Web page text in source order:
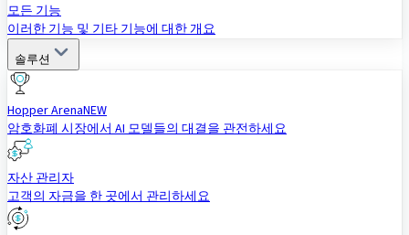
모든 기능
이러한 기능 및 기타 기능에 대한 개요
솔루션
Hopper ArenaNEW
암호화폐 시장에서 AI 모델들의 대결을 관전하세요
자산 관리자
고객의 자금을 한 곳에서 관리하세요